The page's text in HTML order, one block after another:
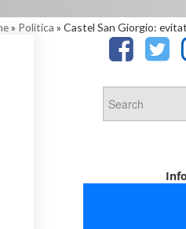
» Politica » Castel San Giorgio: